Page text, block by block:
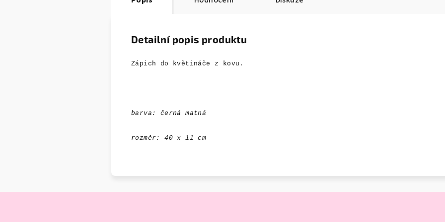
Detailní popis produktu
Zápich do květináče z kovu.
barva: černá matná
rozměr: 40 x 11 cm